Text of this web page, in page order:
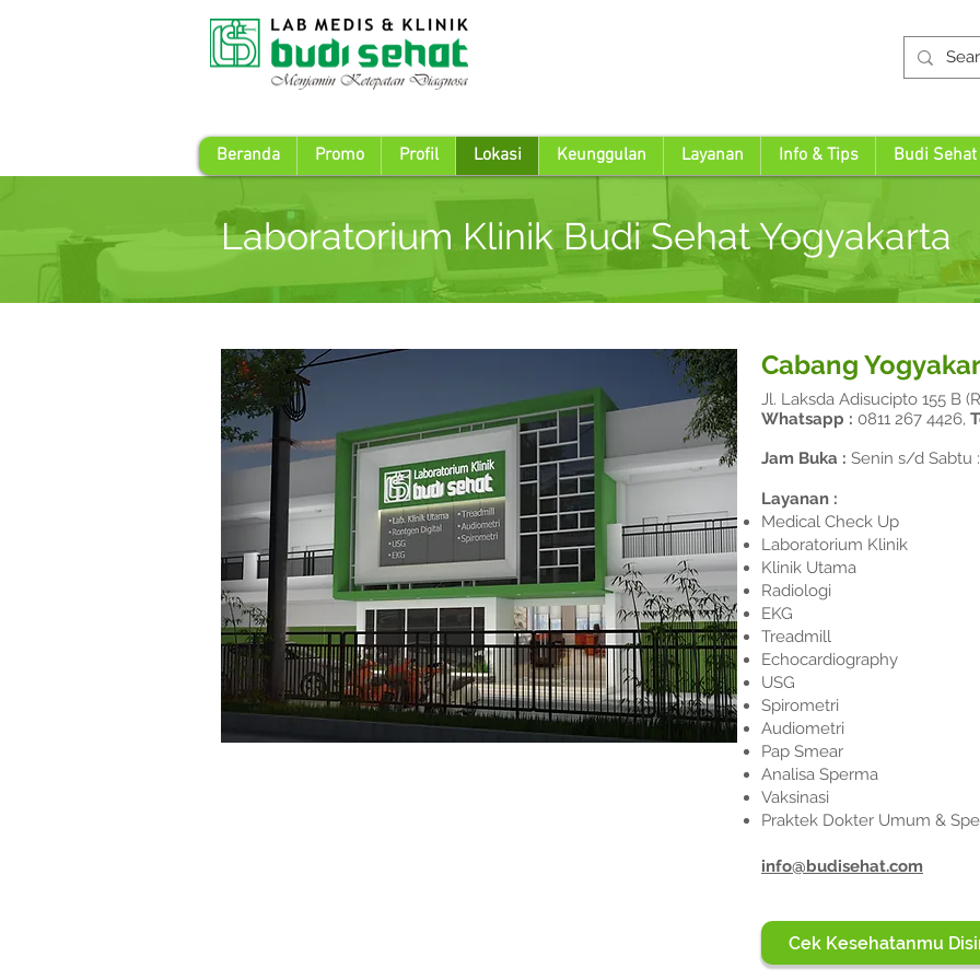
Beranda Promo Profil Lokasi Keunggulan Layanan Info & Tips Budi
Laboratorium Klinik Budi Sehat Yogyakarta
Cabang
Jl. Laksda Adisucipto 155 B
Whatsapp : 0811 267 4426,
Jam Buka : Senin s/d Sabtu
Layanan :
Medical Check Up
Laboratorium Klinik
Klinik Utama
Radiologi
EKG
Treadmill
Echocardiography
USG
Spirometri
Audiometri
Pap Smear
Analisa Sperma
Vaksinasi
Praktek Dokter Umum &
info@budisehat.com
Cek Kesehatanmu